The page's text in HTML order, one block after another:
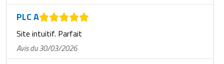
Vaisselle restaurant
Vitrines réfrigérées
PLC A
Site intuitif. Parfait
Avis du 30/03/2026